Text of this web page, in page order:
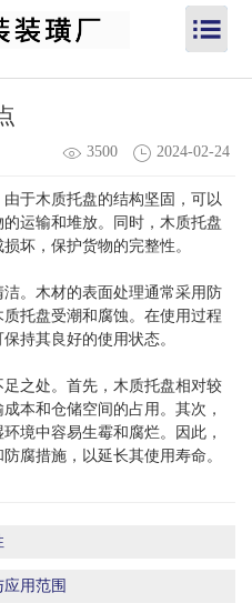
3500 2024-02-24
于木质托盘的结构坚固，可以
运输和堆放。同时，木质托盘
坏，保护货物的完整性。
。木材的表面处理通常采用防
托盘受潮和腐蚀。在使用过程
持其良好的使用状态。
之处。首先，木质托盘相对较
本和仓储空间的占用。其次，
境中容易生霉和腐烂。因此，
腐措施，以延长其使用寿命。
用范围